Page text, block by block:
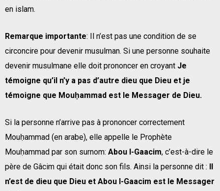
en islam.
Remarque importante: Il n’est pas une condition de se
circoncire pour devenir musulman. Si une personne souhaite
devenir musulmane elle doit prononcer en croyant Je
témoigne qu’il n’y a pas d’autre dieu que Dieu et je
témoigne que Mouḥammad est le Messager de Dieu.
Si la personne n’arrive pas à prononcer correctement
Mouḥammad (en arabe), elle appelle le Prophète
Mouḥammad par son surnom: Abou l-Gaacim, c’est-à-dire le
père de Gâcim qui était donc son fils. Ainsi la personne dit : Il
n’est de dieu que Dieu et Abou l-Gaacim est le Messager